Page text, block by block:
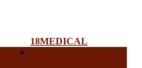
18MEDICAL